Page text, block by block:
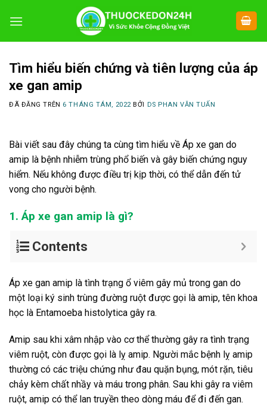
đến
Tìm hiểu biến chứng và tiên lượng của áp
xe gan amip
ĐÃ ĐĂNG TRÊN 6 THÁNG TÁM, 2022 BỞI DS PHAN VĂN TUẤN
Bài viết sau đây chúng ta cùng tìm hiểu về Áp xe gan do
amip là bệnh nhiễm trùng phổ biến và gây biến chứng nguy
hiểm. Nếu không được điều trị kịp thời, có thể dẫn đến tử
vong cho người bệnh.
1. Áp xe gan amip là gì?
Contents
Áp xe gan amip là tình trạng ổ viêm gây mủ trong gan do
một loại ký sinh trùng đường ruột được gọi là amip, tên khoa
học là Entamoeba histolytica gây ra.
Amip sau khi xâm nhập vào cơ thể thường gây ra tình trạng
viêm ruột, còn được gọi là lỵ amip. Người mắc bệnh lỵ amip
thường có các triệu chứng như đau quặn bụng, mót rặn, tiêu
chảy kèm chất nhầy và máu trong phân. Sau khi gây ra viêm
ruột, amip có thể lan truyền theo dòng máu để đi đến gan.